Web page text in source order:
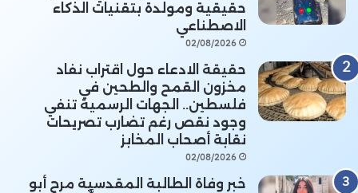
حقيقية ومولدة بتقنيات الذكاء
الاصطناعي
02/08/2026
حقيقة الادعاء حول اقتراب نفاد
مخزون القمح والطحين في
فلسطين.. الجهات الرسمية تنفي
وجود نقص رغم تضارب تصريحات
نقابة أصحاب المخابز
02/08/2026
خبر وفاة الطالبة المقدسية مرح أبو